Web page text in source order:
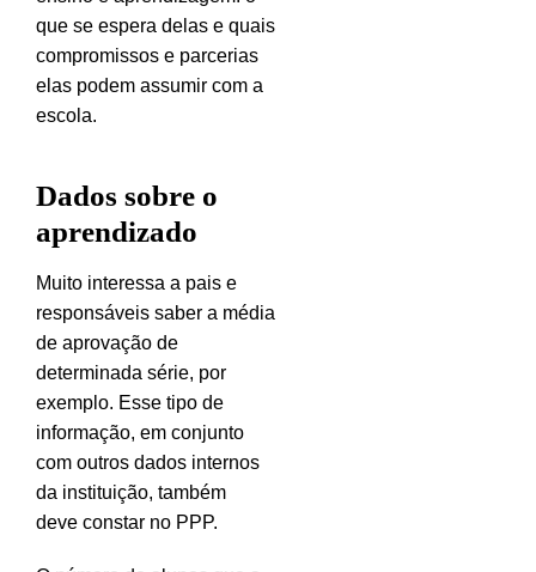
que se espera delas e quais
compromissos e parcerias
elas podem assumir com a
escola.
Dados sobre o
aprendizado
Muito interessa a pais e
responsáveis saber a média
de aprovação de
determinada série, por
exemplo. Esse tipo de
informação, em conjunto
com outros dados internos
da instituição, também
deve constar no PPP.